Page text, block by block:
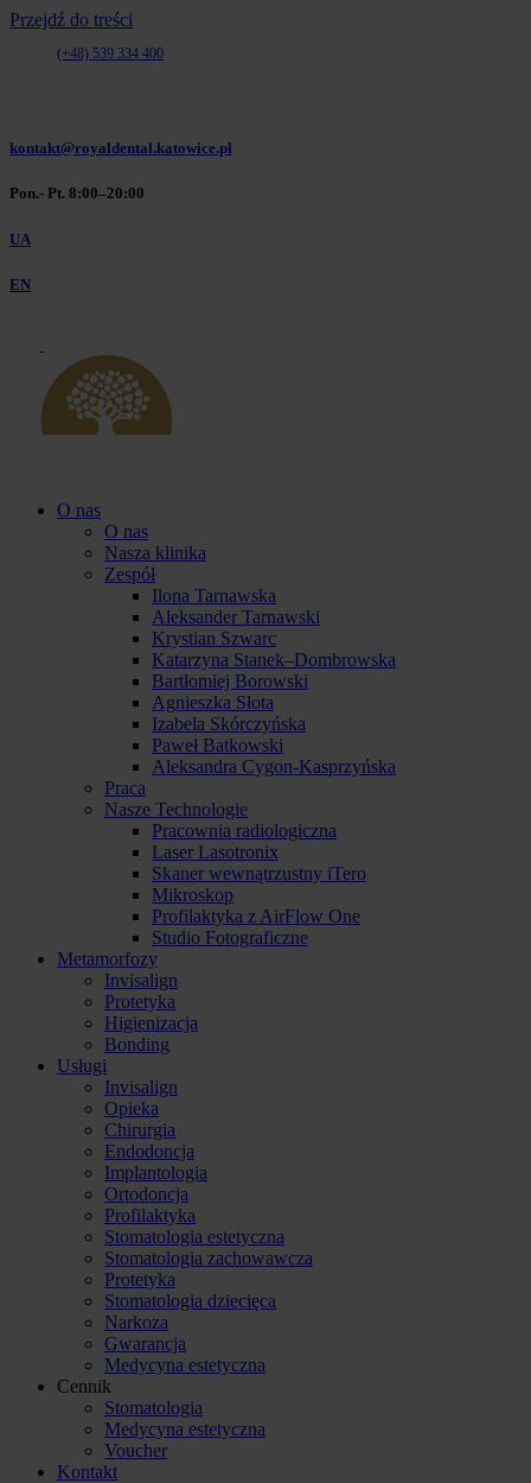
Przejdź do treści
(+48) 539 334 400
kontakt@royaldental.katowice.pl
Pon.- Pt. 8:00–20:00
UA
EN
O nas
O nas
Nasza klinika
Zespół
Ilona Tarnawska
Aleksander Tarnawski
Krystian Szwarc
Katarzyna Stanek–Dombrowska
Bartłomiej Borowski
Agnieszka Słota
Izabela Skórczyńska
Paweł Batkowski
Aleksandra Cygon-Kasprzyńska
Praca
Nasze Technologie
Pracownia radiologiczna
Laser Lasotronix
Skaner wewnątrzustny iTero
Mikroskop
Profilaktyka z AirFlow One
Studio Fotograficzne
Metamorfozy
Invisalign
Protetyka
Higienizacja
Bonding
Usługi
Invisalign
Opieka
Chirurgia
Endodoncja
Implantologia
Ortodoncja
Profilaktyka
Stomatologia estetyczna
Stomatologia zachowawcza
Protetyka
Stomatologia dziecięca
Narkoza
Gwarancja
Medycyna estetyczna
Cennik
Stomatologia
Medycyna estetyczna
Voucher
Kontakt